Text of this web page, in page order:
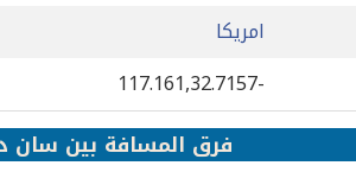
امريكا
-117.161,32.7157
فرق المسافة بين سان